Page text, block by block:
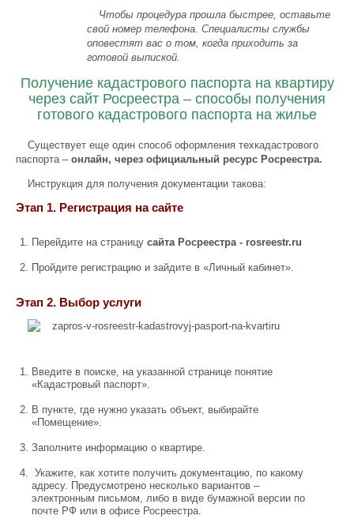
Чтобы процедура прошла быстрее, оставьте
свой номер телефона. Специалисты службы
оповестят вас о том, когда приходить за
готовой выпиской.
Получение кадастрового паспорта на квартиру
через сайт Росреестра – способы получения
готового кадастрового паспорта на жилье
Существует еще один способ оформления техкадастрового
паспорта – онлайн, через официальный ресурс Росреестра.
Инструкция для получения документации такова:
Этап 1. Регистрация на сайте
Перейдите на страницу сайта Росреестра - rosreestr.ru
Пройдите регистрацию и зайдите в «Личный кабинет».
Этап 2. Выбор услуги
Введите в поиске, на указанной странице понятие
«Кадастровый паспорт».
В пункте, где нужно указать объект, выбирайте
«Помещение».
Заполните информацию о квартире.
Укажите, как хотите получить документацию, по какому
адресу. Предусмотрено несколько вариантов –
электронным письмом, либо в виде бумажной версии по
почте РФ или в офисе Росреестра.